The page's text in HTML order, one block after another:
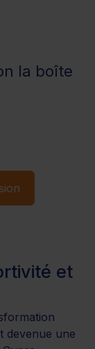
la boîte
et
devenue une